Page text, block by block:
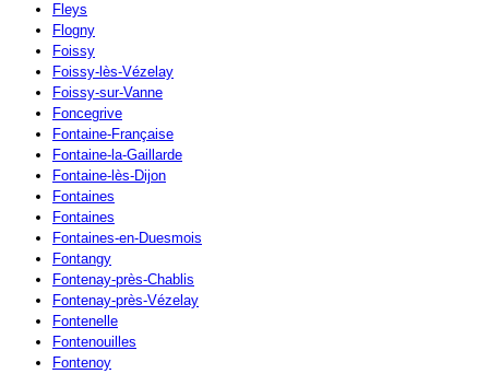
Fleys
Flogny
Foissy
Foissy-lès-Vézelay
Foissy-sur-Vanne
Foncegrive
Fontaine-Française
Fontaine-la-Gaillarde
Fontaine-lès-Dijon
Fontaines
Fontaines
Fontaines-en-Duesmois
Fontangy
Fontenay-près-Chablis
Fontenay-près-Vézelay
Fontenelle
Fontenouilles
Fontenoy